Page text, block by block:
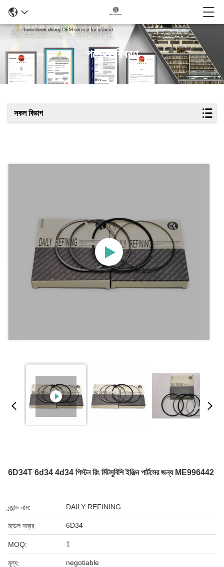
পণ্যের বিবরণ
সকল বিভাগ
6D34T 6d34 4d34 পিস্টন রিং মিটসুবিশি ইঞ্জিন পার্টসের জন্য ME996442
ব্র্যান্ড নাম: DAILY REFINING
মডেল নম্বর: 6D34
MOQ: 1
মূল্য: negotiable